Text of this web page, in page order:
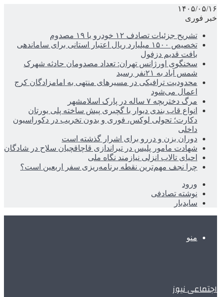
۱۴۰۵/۰۵/۱۶
خبر فوری
تشریح جزئیات تصادف ۱۲ خودرو با ۱۹ مصدوم
تخصیص ۱۵۰۰ میلیارد ریال اعتبار استانی برای ساماندهی
بافت قدیم دزفول
سخنگوی اورژانس تهران: تعداد مصدومان حادثه شهرک
شمس آباد به ۲۱نفر رسید
محدودیت ترافیکی در مسیرهای منتهی به امامزادگان کرج
اعمال می‌شود
مرگ دختربچه ۷ ساله در پارک اسلامشهر
انواع قاب بندی دیوار با گچبری پیش ساخته پلی یورتان
دکارت؛ تحولی لوکس، فوری و بدون تخریب در دکوراسیون
داخلی
دوران بزن و دررو برای اشرار گذشته است
شهادت مامور پلیس در تیراندازی قاچاقچیان سلاح در شادگان
احیای تالاب انزلی نیازمند نگاه ملی
چرا نجف مهم‌ترین نقطه برنامه‌ریزی سفر اربعین است؟
ورود
نوشته تصادفی
سایدبار
منو
اجتماعی نیوز